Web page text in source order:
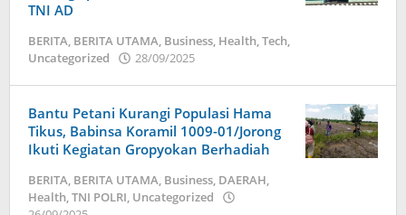
TNI AD
BERITA, BERITA UTAMA, Business, Health,Tech,
Uncategorized
28/09/2025
Bantu Petani Kurangi Populasi Hama
Tikus, Babinsa Koramil 1009-01/Jorong
Ikuti Kegiatan Gropyokan Berhadiah
BERITA, BERITA UTAMA, Business, DAERAH,
Health,TNI POLRI, Uncategorized